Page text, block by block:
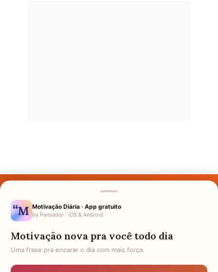
Nomes pelo Mundo
Política de Privacidade
Motivação Diária · App gratuito
by Pensador · iOS & Android
Motivação nova pra você todo dia
Uma frase pra encarar o dia com mais força.